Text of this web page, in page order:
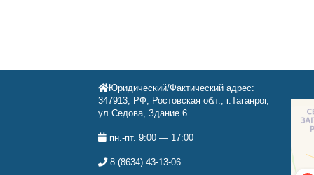
Юридический/Фактический адрес:
347913, РФ, Ростовская обл., г.Таганрог,
ул.Седова, Здание 6.
пн.-пт. 9:00 — 17:00
8 (8634) 43-13-06